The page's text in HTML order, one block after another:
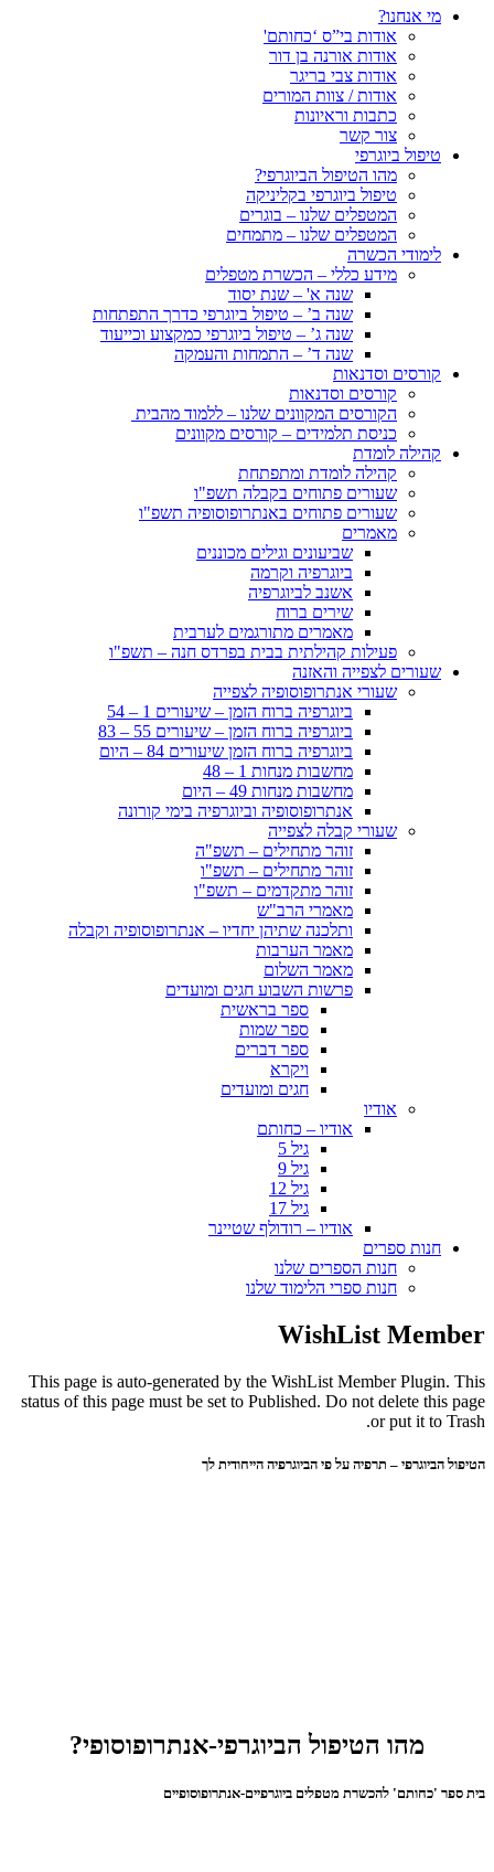
מי אנחנו?
אודות בי”ס ‘כחותם'
אודות אורנה בן דור
אודות צבי בריגר
אודות / צוות המורים
כתבות וראיונות
צור קשר
טיפול ביוגרפי
מהו הטיפול הביוגרפי?
טיפול ביוגרפי בקליניקה
המטפלים שלנו – בוגרים
המטפלים שלנו – מתמחים
לימודי הכשרה
מידע כללי – הכשרת מטפלים
שנה א' – שנת יסוד
שנה ב’ – טיפול ביוגרפי כדרך התפתחות
שנה ג’ – טיפול ביוגרפי כמקצוע וכייעוד
שנה ד’ – התמחות והעמקה
קורסים וסדנאות
קורסים וסדנאות
הקורסים המקוונים שלנו – ללמוד מהבית
כניסת תלמידים – קורסים מקוונים
קהילה לומדת
קהילה לומדת ומתפתחת
שעורים פתוחים בקבלה תשפ"ו
שעורים פתוחים באנתרופוסופיה תשפ"ו
מאמרים
שביעונים וגילים מכוננים
ביוגרפיה וקרמה
אשנב לביוגרפיה
שירים ברוח
מאמרים מתורגמים לערבית
פעילות קהילתית בבית בפרדס חנה – תשפ"ו
שעורים לצפייה והאזנה
שעורי אנתרופוסופיה לצפייה
ביוגרפיה ברוח הזמן – שיעורים 1 – 54
ביוגרפיה ברוח הזמן – שיעורים 55 – 83
ביוגרפיה ברוח הזמן שיעורים 84 – היום
מחשבות מנחות 1 – 48
מחשבות מנחות 49 – היום
אנתרופוסופיה וביוגרפיה בימי קורונה
שעורי קבלה לצפייה
זוהר מתחילים – תשפ"ה
זוהר מתחילים – תשפ"ו
זוהר מתקדמים – תשפ"ו
מאמרי הרב"ש
ותלכנה שתיהן יחדיו – אנתרופוסופיה וקבלה
מאמר הערבות
מאמר השלום
פרשות השבוע חגים ומועדים
ספר בראשית
ספר שמות
ספר דברים
ויקרא
חגים ומועדים
אודיו
אודיו – כחותם
גיל 5
גיל 9
גיל 12
גיל 17
אודיו – רודולף שטיינר
חנות ספרים
חנות הספרים שלנו
חנות ספרי הלימוד שלנו
WishList Member
This page is auto-generated by the WishList Member Plugin. This
status of this page must be set to Published. Do not delete this page
or put it to Trash.
הטיפול הביוגרפי – תרפיה על פי הביוגרפיה הייחודית לך
מהו הטיפול הביוגרפי-אנתרופוסופי?
בית ספר 'כחותם' להכשרת מטפלים ביוגרפיים-אנתרופוסופיים